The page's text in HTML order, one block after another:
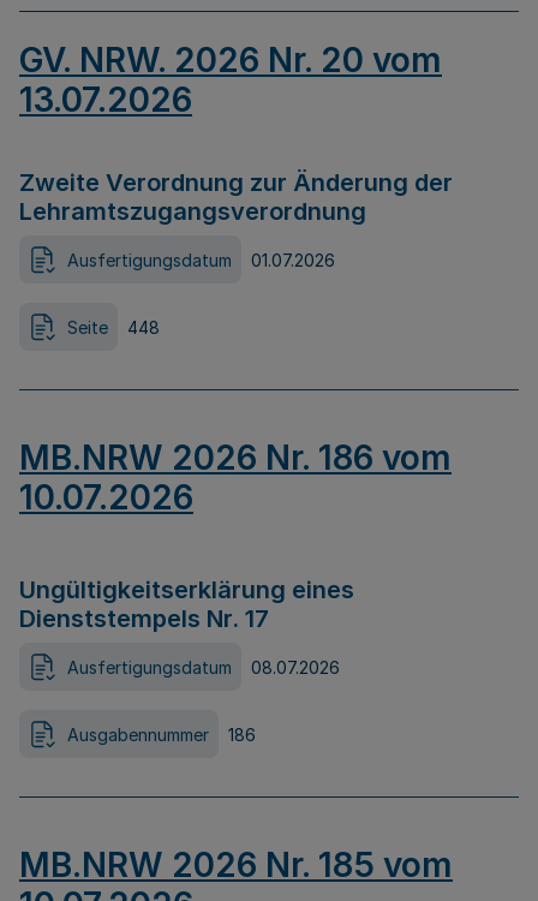
GV. NRW. 2026 Nr. 20 vom
13.07.2026
Zweite Verordnung zur Änderung der
Lehramtszugangsverordnung
Ausfertigungsdatum 01.07.2026
Seite 448
MB.NRW 2026 Nr. 186 vom
10.07.2026
Ungültigkeitserklärung eines
Dienststempels Nr. 17
Ausfertigungsdatum 08.07.2026
Ausgabennummer 186
MB.NRW 2026 Nr. 185 vom